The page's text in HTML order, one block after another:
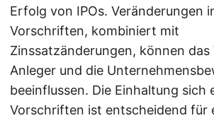
Erfolg von IPOs. Veränderungen
Vorschriften, kombiniert mit
Zinssatzänderungen, können
Anleger und die
beeinflussen. Die Einhaltung sich
Vorschriften ist entscheidend für